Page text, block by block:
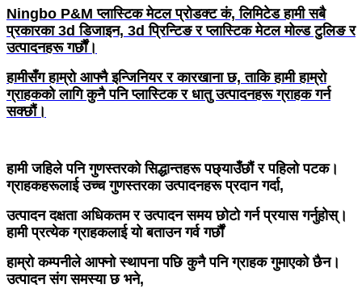
Ningbo P&M प्लास्टिक मेटल प्रोडक्ट कं, लिमिटेड हामी सबै
प्रकारका 3d डिजाइन, 3d प्रिन्टिङ र प्लास्टिक मेटल मोल्ड टुलिङ र
उत्पादनहरू गर्छौं।
हामीसँग हाम्रो आफ्नै इन्जिनियर र कारखाना छ, ताकि हामी हाम्रो
ग्राहकको लागि कुनै पनि प्लास्टिक र धातु उत्पादनहरू ग्राहक गर्न
सक्छौं।
हामी जहिले पनि गुणस्तरको सिद्धान्तहरू पछ्याउँछौं र पहिलो पटक।
ग्राहकहरूलाई उच्च गुणस्तरका उत्पादनहरू प्रदान गर्दा,
उत्पादन दक्षता अधिकतम र उत्पादन समय छोटो गर्न प्रयास गर्नुहोस्।
हामी प्रत्येक ग्राहकलाई यो बताउन गर्व गर्छौं
हाम्रो कम्पनीले आफ्नो स्थापना पछि कुनै पनि ग्राहक गुमाएको छैन।
उत्पादन संग समस्या छ भने,